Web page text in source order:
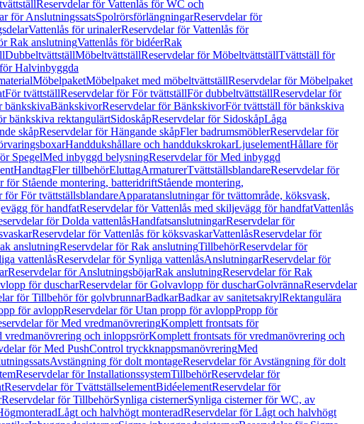
Reservdelar för Vattenlås för WC och
för AnslutningssatsSpolrörsförlängningarReservdelar för
Vattenlås för urinalerReservdelar för Vattenlås för
Rak anslutningVattenlås för bidéerRak
DubbeltvättställMöbeltvättställReservdelar för MöbeltvättställTvättställ för
Halvinbyggda
MöbelpaketMöbelpaket med möbeltvättställReservdelar för Möbelpaket
För tvättställReservdelar för För tvättställFör dubbeltvättställReservdelar för
bänkskivaBänkskivorReservdelar för BänkskivorFör tvättställ för bänkskiva
bänkskiva rektangulärtSidoskåpReservdelar för SidoskåpLåga
skåpReservdelar för Hängande skåpFler badrumsmöblerReservdelar för
Handdukshållare och handdukskrokarLjuselementHållare för
SpegelMed inbyggd belysningReservdelar för Med inbyggd
HandtagFler tillbehörEluttagArmaturerTvättställsblandareReservdelar för
för Stående montering, batteridriftStående montering,
för För tvättställsblandareApparatanslutningar för tvättområde, köksvask,
för handfatReservdelar för Vattenlås med skiljevägg för handfatVattenlås
för Dolda vattenlåsHandfatsanslutningarReservdelar för
Reservdelar för Vattenlås för köksvaskarVattenlåsReservdelar för
anslutningReservdelar för Rak anslutningTillbehörReservdelar för
vattenlåsReservdelar för Synliga vattenlåsAnslutningarReservdelar för
Reservdelar för AnslutningsböjarRak anslutningReservdelar för Rak
för duscharReservdelar för Golvavlopp för duscharGolvrännaReservdelar
för Tillbehör för golvbrunnarBadkarBadkar av sanitetsakrylRektangulära
för avloppReservdelar för Utan propp för avloppPropp för
för Med vredmanövreringKomplett frontsats för
vredmanövrering och inloppsrörKomplett frontsats för vredmanövrering och
för Med PushControl tryckknappsmanövreringMed
Avstängning för dolt montageReservdelar för Avstängning för dolt
Reservdelar för InstallationssystemTillbehörReservdelar för
Reservdelar för TvättställselementBidéelementReservdelar för
Reservdelar för TillbehörSynliga cisternerSynliga cisterner för WC, av
Lågt och halvhögt monteradReservdelar för Lågt och halvhögt